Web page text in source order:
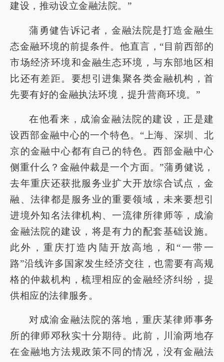
建设，推动设立金融法院。”
蒲勇健告诉记者，金融法院是打造金融生
态金融环境的前提条件。他直言，“目前西部的
市场经济环境和金融生态环境，与东部地区相
比还有差距。要想引进集聚各类金融机构，首
先要有好的金融执法环境，提升营商环境。”
在他看来，成渝金融法院的建设，正是建
设西部金融中心的一个特色。“上海、深圳、北
京的金融中心都有自己的特色。西部金融中心
侧重什么？金融仲裁是一个方面。”蒲勇健说，
去年重庆还获批服务业扩大开放综合试点，金
融、法律都是服务业的重要领域，未来要想引
进境外知名法律机构、一流律所律师等，成渝
金融法院的建设，将是有力的配套基础设施。
此外，重庆打造内陆开放高地，和“一带一
路”沿线许多国家发生经济交往，也需要有高规
格的仲裁机构，梳理相应的金融经济纠纷，提
供相应的法律服务。
对成渝金融法院的落地，重庆某律师事务
所的律师邓秋实十分期待。此前，川渝两地存
在金融地方法规政策不同的情况，没有金融法